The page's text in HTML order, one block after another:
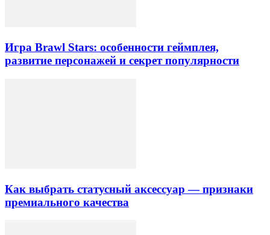
Игра Brawl Stars: особенности геймплея,
развитие персонажей и секрет популярности
Как выбрать статусный аксессуар — признаки
премиального качества